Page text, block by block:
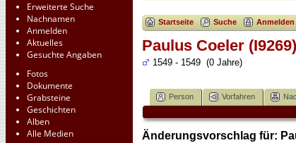
Erweiterte Suche
Nachnamen
Anmelden
Aktuelles
Gesuchte Angaben
Fotos
Dokumente
Grabsteine
Geschichten
Alben
Alle Medien
Startseite Suche Anmelden
Paulus Coeler (I9269)
1549 - 1549 (0 Jahre)
Person Vorfahren
Änderungsvorschlag für: